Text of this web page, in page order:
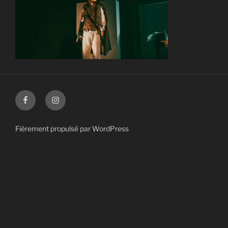
FacebookInstagram
Fièrement propulsé par WordPress